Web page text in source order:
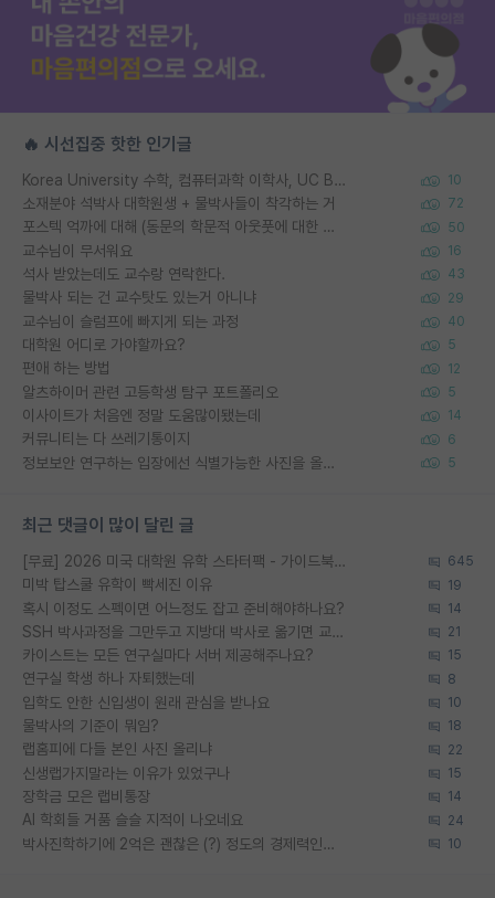
🔥 시선집중 핫한 인기글
Korea University 수학, 컴퓨터과학 이학사, UC Berkeley 산업공학 대학원 공학박사가 되는 것은 쉽지 않겠죠? 10
소재분야 석박사 대학원생 + 물박사들이 착각하는 거 72
포스텍 억까에 대해 (동문의 학문적 아웃풋에 대한 반박) 50
교수님이 무서워요 16
석사 받았는데도 교수랑 연락한다. 43
물박사 되는 건 교수탓도 있는거 아니냐 29
교수님이 슬럼프에 빠지게 되는 과정 40
대학원 어디로 가야할까요? 5
편애 하는 방법 12
알츠하이머 관련 고등학생 탐구 포트폴리오 5
이사이트가 처음엔 정말 도움많이됐는데 14
커뮤니티는 다 쓰레기통이지 6
정보보안 연구하는 입장에선 식별가능한 사진을 올리는건 비추이긴함 5
최근 댓글이 많이 달린 글
[무료] 2026 미국 대학원 유학 스타터팩 - 가이드북 & 합격자 컨택메일 템플릿 645
미박 탑스쿨 유학이 빡세진 이유 19
혹시 이정도 스펙이면 어느정도 잡고 준비해야하나요? 14
SSH 박사과정을 그만두고 지방대 박사로 옮기면 교수의 꿈은 끝일까요? 21
카이스트는 모든 연구실마다 서버 제공해주나요? 15
연구실 학생 하나 자퇴했는데 8
입학도 안한 신입생이 원래 관심을 받나요 10
물박사의 기준이 뭐임? 18
랩홈피에 다들 본인 사진 올리냐 22
신생랩가지말라는 이유가 있었구나 15
장학금 모은 랩비통장 14
AI 학회들 거품 슬슬 지적이 나오네요 24
박사진학하기에 2억은 괜찮은 (?) 정도의 경제력인가요 10